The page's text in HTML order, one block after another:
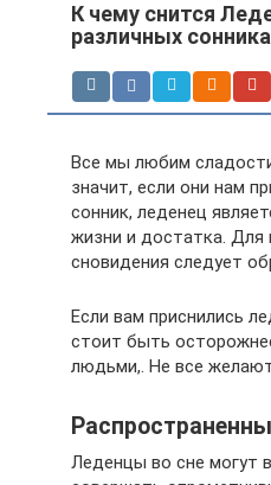
К чему снится
различных
Все мы любим
значит, если они нам
сонник, леденец
жизни и достатка. Для
сновидения следует
Если вам приснились
стоит быть
людьми,. Не все
Леденцы во сне могут